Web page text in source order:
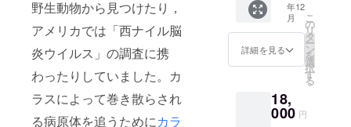
野生動物から見つけたり，
アメリカでは「西ナイル脳
炎ウイルス」の調査に携
わったりしていました。カ
ラスによって巻き散らされ
る病原体を追うためにカラ
ともあ
ります
のでご
承知お
ントで
お送り
れて。
質感に
癒され
てくだ
茶漬
け、か
んころ
餅など
おば
作った
地の物
の盛り
年12
月
詳細を見る
こ
の
リ
タ
ー
ン
を
選
択
す
る
18,
000 円